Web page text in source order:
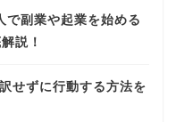
で副業や起業を始める
説！
せずに行動する方法を